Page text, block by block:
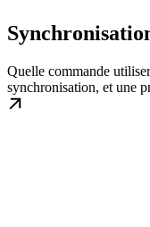
Quelle commande
synchronisation, et une